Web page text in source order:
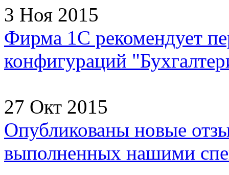
3 Ноя 2015
Фирма 1С рекомендует
конфигураций
27 Окт 2015
Опубликованы новые
выполненных нашими